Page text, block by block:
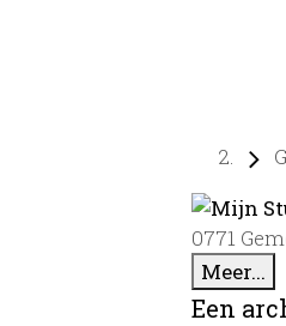
0771
Meer...
Een